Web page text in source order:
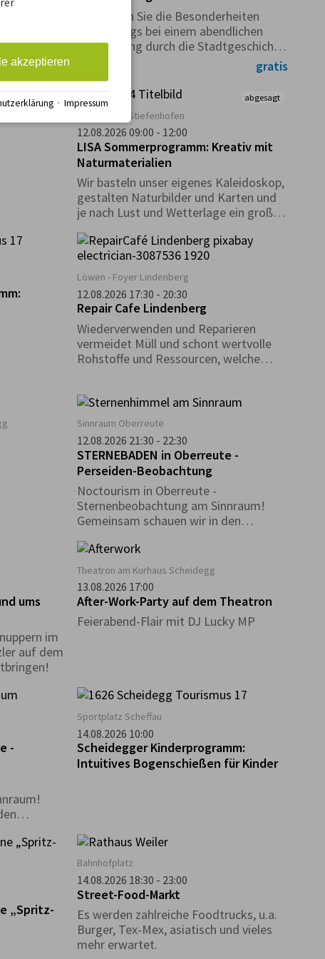
&
Bier und
Entdecken Sie die Besonderheiten
Lindenbergs bei einem abendlichen
Spaziergang durch die Stadtgeschichte
gratis
abgesagt
Sonnensaal Stiefenhofen
12.08.2026 09:00 - 12:00
LISA Sommerprogramm: Kreativ mit
Naturmaterialien
Wir basteln unser eigenes Kaleidoskop,
gestalten Naturbilder und Karten und
je nach Lust und Wetterlage ein großes
Löwen - Foyer Lindenberg
12.08.2026 17:30 - 20:30
Repair Cafe Lindenberg
Wiederverwenden und Reparieren
vermeidet Müll und schont wertvolle
Rohstoffe und Ressourcen, welche
müssten. Durch die Entstehung der
Repair Café- Initiativen wurde dieser
Gedanke weiterentwickelt und auf den
lokalen Ebenen in die Gesellschaft
getragen.
Sinnraum Oberreute
12.08.2026 21:30 - 22:30
STERNEBADEN in Oberreute -
Perseiden-Beobachtung
Noctourism in Oberreute -
Sternenbeobachtung am Sinnraum!
Gemeinsam schauen wir in den
Schönheiten des Nachthimmels.
ums
im
auf dem
Theatron am Kurhaus Scheidegg
13.08.2026 17:00
After-Work-Party auf dem Theatron
Feierabend-Flair mit DJ Lucky MP
-
Sportplatz Scheffau
14.08.2026 10:00
Scheidegger Kinderprogramm:
Intuitives Bogenschießen für Kinder
„Spritz-
Bahnhofplatz
14.08.2026 18:30 - 23:00
Street-Food-Markt
Es werden zahlreiche Foodtrucks, u.a.
Burger, Tex-Mex, asiatisch und vieles
mehr erwartet.
akzeptieren
· Impressum